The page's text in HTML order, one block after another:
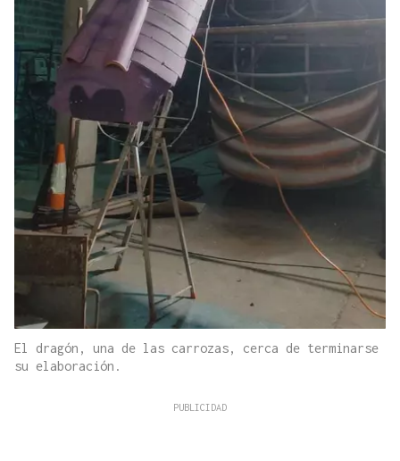
El dragón, una de las carrozas, cerca de terminarse
su elaboración.